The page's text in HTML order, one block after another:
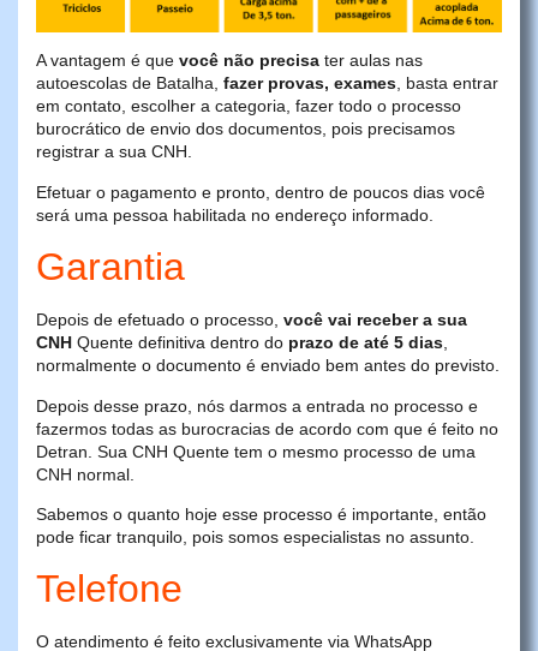
A vantagem é que você não precisa ter aulas nas
autoescolas de Batalha, fazer provas, exames, basta entrar
em contato, escolher a categoria, fazer todo o processo
burocrático de envio dos documentos, pois precisamos
registrar a sua CNH.
Efetuar o pagamento e pronto, dentro de poucos dias você
será uma pessoa habilitada no endereço informado.
Garantia
Depois de efetuado o processo, você vai receber a sua
CNH Quente definitiva dentro do prazo de até 5 dias,
normalmente o documento é enviado bem antes do previsto.
Depois desse prazo, nós darmos a entrada no processo e
fazermos todas as burocracias de acordo com que é feito no
Detran. Sua CNH Quente tem o mesmo processo de uma
CNH normal.
Sabemos o quanto hoje esse processo é importante, então
pode ficar tranquilo, pois somos especialistas no assunto.
Telefone
O atendimento é feito exclusivamente via WhatsApp